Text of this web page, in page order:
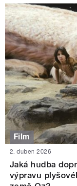
Film
2. duben 2026
Jaká hudba
výpravu